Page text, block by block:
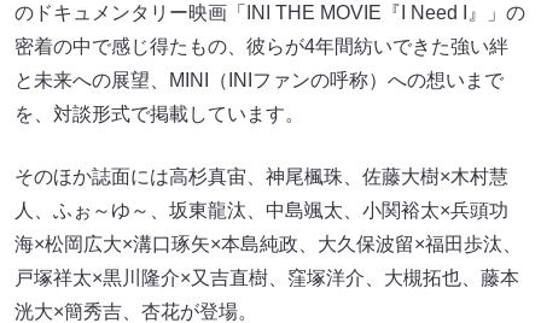
のドキュメンタリー映画「INI THE MOVIE『I Need I』」の
密着の中で感じ得たもの、彼らが4年間紡いできた強い絆
と未来への展望、MINI（INIファンの呼称）への想いまで
を、対談形式で掲載しています。
そのほか誌面には高杉真宙、神尾楓珠、佐藤大樹×木村慧
人、ふぉ～ゆ～、坂東龍汰、中島颯太、小関裕太×兵頭功
海×松岡広大×溝口琢矢×本島純政、大久保波留×福田歩汰、
戸塚祥太×黒川隆介×又吉直樹、窪塚洋介、大槻拓也、藤本
洸大×簡秀吉、杏花が登場。